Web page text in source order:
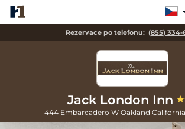
Rezervace po telefonu: (855) 334-
Jack London Inn
444 Embarcadero W Oakland California